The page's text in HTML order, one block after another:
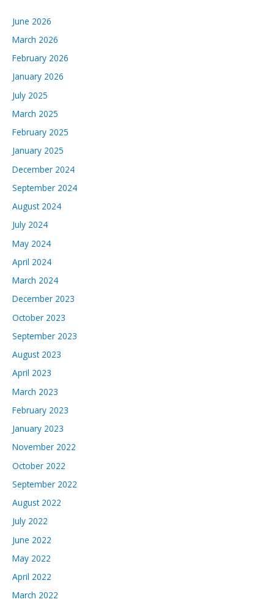
June 2026
March 2026
February 2026
January 2026
July 2025
March 2025
February 2025
January 2025
December 2024
September 2024
August 2024
July 2024
May 2024
April 2024
March 2024
December 2023
October 2023
September 2023
August 2023
April 2023
March 2023
February 2023
January 2023
November 2022
October 2022
September 2022
August 2022
July 2022
June 2022
May 2022
April 2022
March 2022